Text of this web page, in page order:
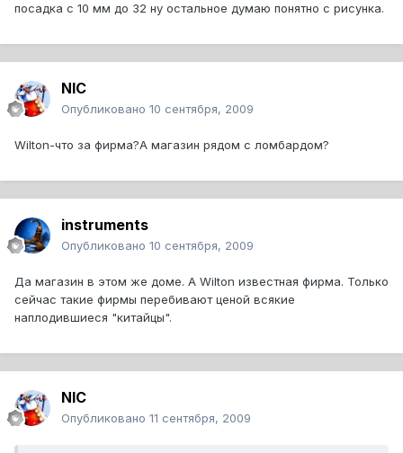
посадка с 10 мм до 32 ну остальное думаю понятно с рисунка.
NIC
Опубликовано 10 сентября, 2009
Wilton-что за фирма?А магазин рядом с ломбардом?
instruments
Опубликовано 10 сентября, 2009
Да магазин в этом же доме. А Wilton известная фирма. Только
сейчас такие фирмы перебивают ценой всякие
наплодившиеся "китайцы".
NIC
Опубликовано 11 сентября, 2009